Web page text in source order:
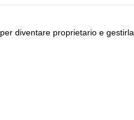
per diventare proprietario e gestirla